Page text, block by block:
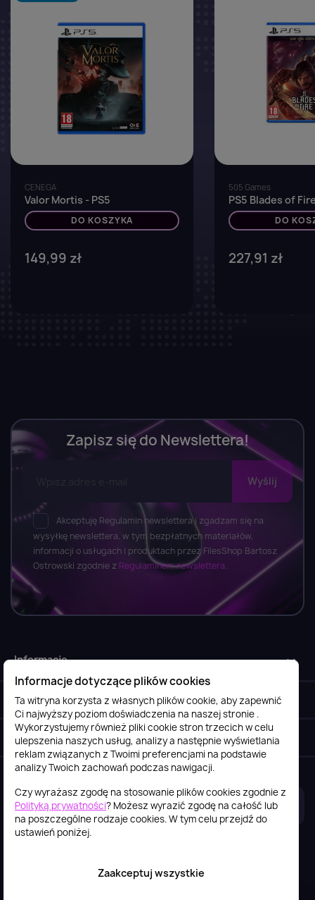
CENEGA
Valor Mortis - PS5
DO KOSZYKA
149,99 zł
505 Games
PS5 Blades of
DO
227,91 zł
Zapisz się do Newslettera!
Akceptuję Regulamin newslettera i zgadzam się na
wysyłkę newslettera, w tym bezpłatnych materiałów,
informacji o usługach i produktach przez FilesShop Bartosz
Ostrowski zgodnie z Regulaminem newslettera.
Informacje 
Obsługa klienta
Szybki kontakt
Informacje dotyczące plików cookies
Ta witryna korzysta z własnych plików cookie, aby zapewnić
Ci najwyższy poziom doświadczenia na naszej stronie .
Wykorzystujemy również pliki cookie stron trzecich w celu
ulepszenia naszych usług, analizy a następnie wyświetlania
reklam związanych z Twoimi preferencjami na podstawie
analizy Twoich zachowań podczas nawigacji.
Czy wyrażasz zgodę na stosowanie plików cookies zgodnie z
Polityką prywatności? Możesz wyrazić zgodę na całość lub
na poszczególne rodzaje cookies. W tym celu przejdź do
ustawień poniżej.
Zaakceptuj wszystkie
2026© itstore.com.pl Projekt i realizacja:4Pixel